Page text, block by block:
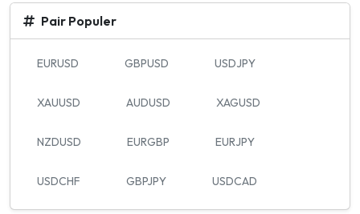
Pair Populer
EURUSD GBPUSD USDJPY
XAUUSD AUDUSD XAGUSD
NZDUSD EURGBP EURJPY
USDCHF GBPJPY USDCAD